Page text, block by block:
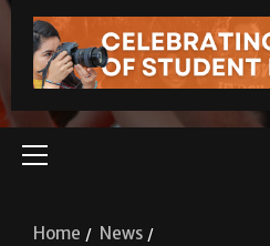
Home
News